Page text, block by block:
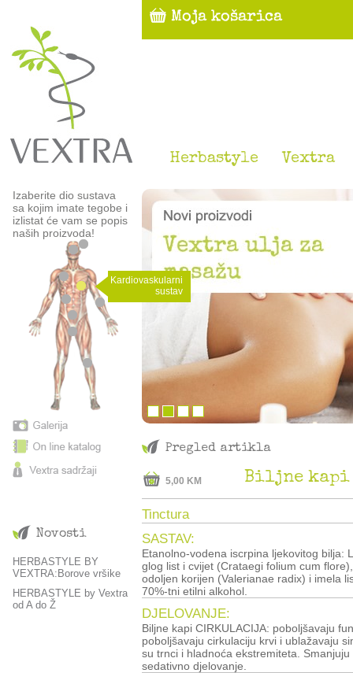
Herbastyle Vextra
Izaberite dio sustava
sa kojim imate tegobe i
izlistat će vam se popis
naših proizvoda!
Kardiovaskularni
sustav
Novosti
HERBASTYLE BY
VEXTRA:Borove vršike
HERBASTYLE by Vextra
od A do Ž
Pregled artikla
5,00 KM Biljne kapi
Tinctura
SASTAV:
Etanolno-vodena iscrpina ljekovitog bilja:
glog list i cvijet (Crataegi folium cum
odoljen korijen (Valerianae radix) i imela
70%-tni etilni alkohol.
DJELOVANJE:
Biljne kapi CIRKULACIJA: poboljšavaju
poboljšavaju cirkulaciju krvi i ublažavaju
su trnci i hladnoća ekstremiteta.
sedativno djelovanje.